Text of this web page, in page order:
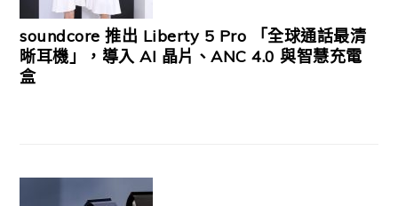
soundcore 推出 Liberty 5 Pro 「全球通話最清
晰耳機」，導入 AI 晶片、ANC 4.0 與智慧充電
盒